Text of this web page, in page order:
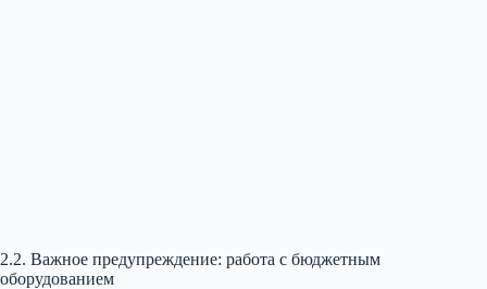
2.2. Важное предупреждение: работа с бюджетным
оборудованием